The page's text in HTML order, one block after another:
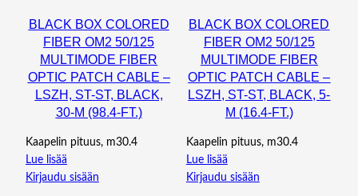
BLACK BOX COLORED
FIBER OM2 50/125
MULTIMODE FIBER
OPTIC PATCH CABLE –
LSZH, ST-ST, BLACK,
30-M (98.4-FT.)
Kaapelin pituus, m30.4
Lue lisää
Kirjaudu sisään
BLACK BOX COLORED
FIBER OM2 50/125
MULTIMODE FIBER
OPTIC PATCH CABLE –
LSZH, ST-ST, BLACK, 5-
M (16.4-FT.)
Kaapelin pituus, m30.4
Lue lisää
Kirjaudu sisään